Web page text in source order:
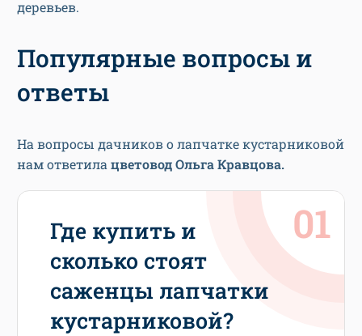
деревьев.
Популярные вопросы и
ответы
На вопросы дачников о лапчатке кустарниковой
нам ответила цветоводОльга Кравцова.
Где купить и
сколько стоят
саженцы лапчатки
кустарниковой?